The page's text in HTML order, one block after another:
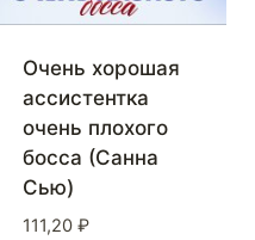
Очень хорошая
ассистентка
очень плохого
босса (Санна
Сью)
111,20 ₽